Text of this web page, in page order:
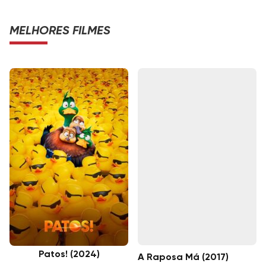
MELHORES FILMES
Patos! (2024) A Raposa Má (2017)